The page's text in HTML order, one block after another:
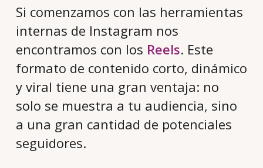
Si comenzamos con las herramientas
internas de Instagram nos
encontramos con los Reels. Este
formato de contenido corto, dinámico
y viral tiene una gran ventaja: no
solo se muestra a tu audiencia, sino
a una gran cantidad de potenciales
seguidores.